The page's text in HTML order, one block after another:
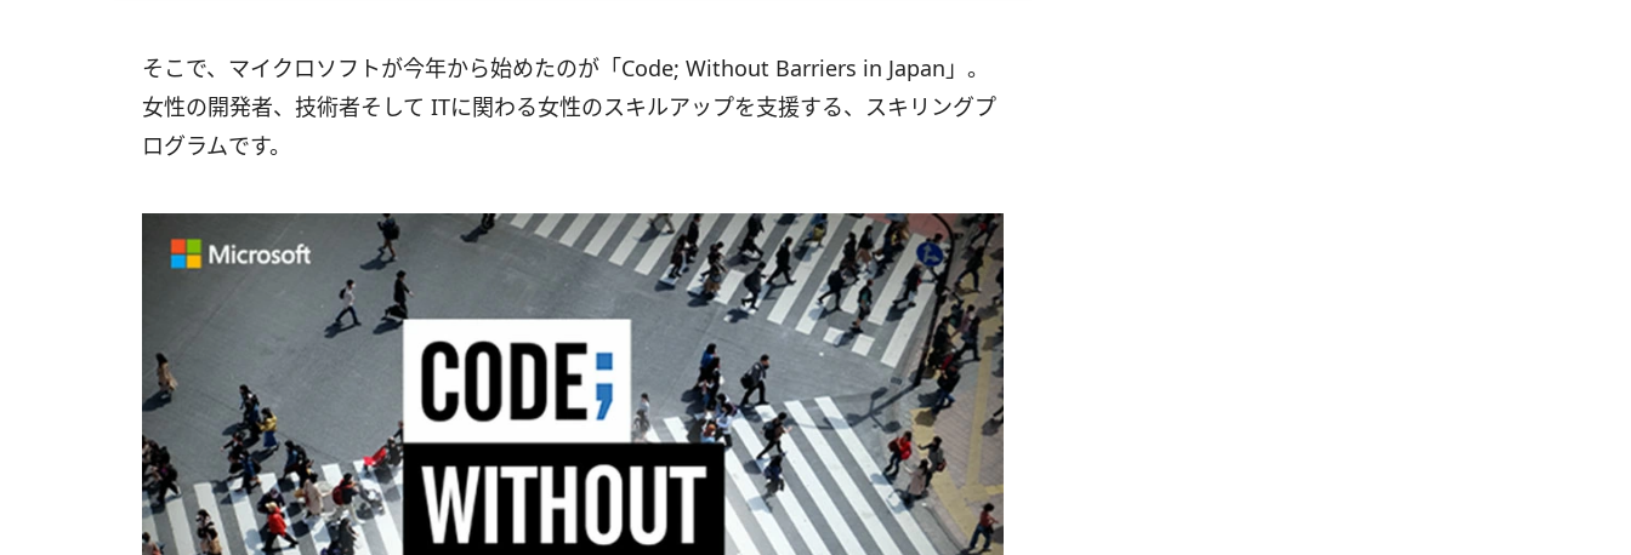
そこで、マイクロソフトが今年から始めたのが「Code; Without Barriers in Japan」。
女性の開発者、技術者そして ITに関わる女性のスキルアップを支援する、スキリングプ
ログラムです。